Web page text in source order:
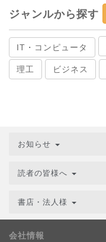
ジャンルから探す
IT・コンピュータ
理工 ビジネス
お知らせ
読者の皆様へ
書店・法人様
会社情報